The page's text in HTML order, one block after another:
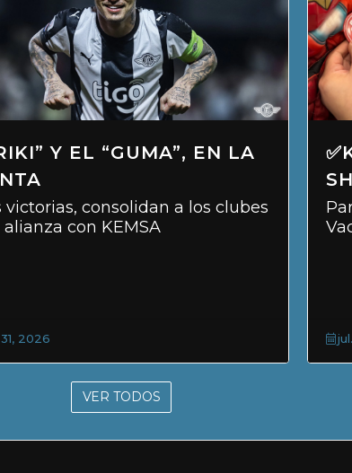
✅KAPPA EN SAN LORENZO
Participación activa en la Colonia de
Vacaciones
VER TODOS